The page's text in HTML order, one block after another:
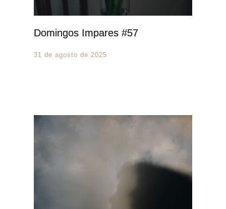
Domingos Impares #57
31 de agosto de 2025